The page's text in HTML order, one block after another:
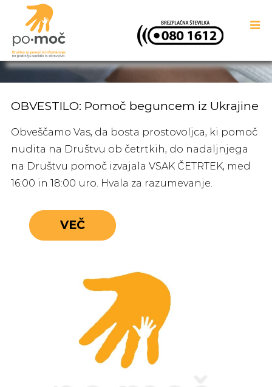
OBVESTILO: Pomoč beguncem iz Ukrajine
Obveščamo Vas, da bosta prostovoljca, ki pomoč
nudita na Društvu ob četrtkih, do nadaljnjega
na Društvu pomoč izvajala VSAK ČETRTEK, med
16:00 in 18:00 uro. Hvala za razumevanje.
VEČ